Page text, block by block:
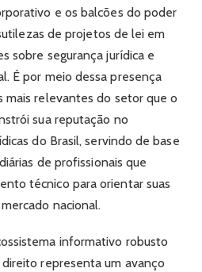
e os balcões do poder
de projetos de lei em
sobre segurança jurídica e
É por meio dessa presença
mais relevantes do setor que o
sua reputação no
do Brasil, servindo de base
de profissionais que
técnico para orientar suas
nacional.
informativo robusto
representa um avanço